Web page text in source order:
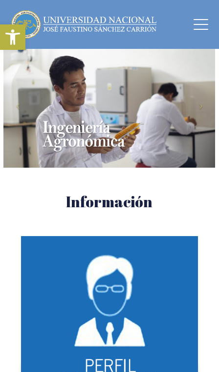
Información
Abrir barra de herramientas